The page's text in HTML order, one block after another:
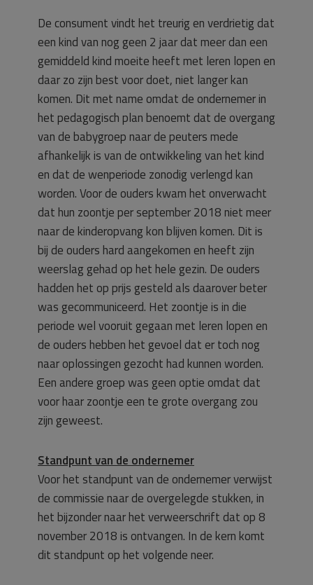
De consument vindt het treurig en verdrietig dat
een kind van nog geen 2 jaar dat meer dan een
gemiddeld kind moeite heeft met leren lopen en
daar zo zijn best voor doet, niet langer kan
komen. Dit met name omdat de ondernemer in
het pedagogisch plan benoemt dat de overgang
van de babygroep naar de peuters mede
afhankelijk is van de ontwikkeling van het kind
en dat de wenperiode zonodig verlengd kan
worden. Voor de ouders kwam het onverwacht
dat hun zoontje per september 2018 niet meer
naar de kinderopvang kon blijven komen. Dit is
bij de ouders hard aangekomen en heeft zijn
weerslag gehad op het hele gezin. De ouders
hadden het op prijs gesteld als daarover beter
was gecommuniceerd. Het zoontje is in die
periode wel vooruit gegaan met leren lopen en
de ouders hebben het gevoel dat er toch nog
naar oplossingen gezocht had kunnen worden.
Een andere groep was geen optie omdat dat
voor haar zoontje een te grote overgang zou
zijn geweest.
Standpunt van de ondernemer
Voor het standpunt van de ondernemer verwijst
de commissie naar de overgelegde stukken, in
het bijzonder naar het verweerschrift dat op 8
november 2018 is ontvangen. In de kern komt
dit standpunt op het volgende neer.